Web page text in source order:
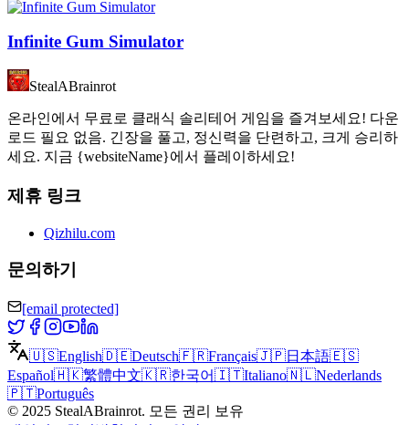
Infinite Gum Simulator
StealABrainrot
온라인에서 무료로 클래식 솔리테어 게임을 즐겨보세요! 다운
로드 필요 없음. 긴장을 풀고, 정신력을 단련하고, 크게 승리하
세요. 지금 {websiteName}에서 플레이하세요!
제휴 링크
Qizhilu.com
문의하기
[email protected]
🇺🇸English🇩🇪Deutsch🇫🇷Français🇯🇵日本語🇪🇸
Español🇭🇰繁體中文🇰🇷한국어🇮🇹Italiano🇳🇱Nederlands
🇵🇹Português
© 2025 StealABrainrot. 모든 권리 보유